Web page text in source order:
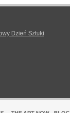
Dzień Sztuki